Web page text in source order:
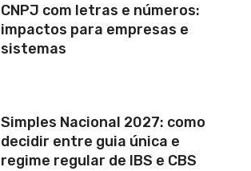
CNPJ com letras e números:
impactos para empresas e
sistemas
Simples Nacional 2027: como
decidir entre guia única e
regime regular de IBS e CBS